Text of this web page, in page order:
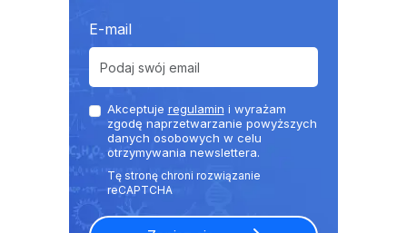
E-mail
Akceptuje regulamin i wyrażam
zgodę naprzetwarzanie powyższych
danych osobowych w celu
otrzymywania newslettera.